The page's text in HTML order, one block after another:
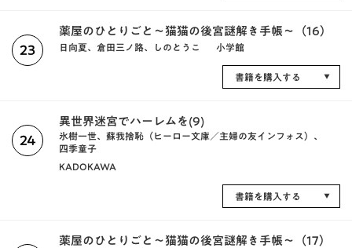
23
薬屋のひとりごと～猫猫の後宮謎解き手帳～（16）
日向夏、倉田三ノ路、しのとうこ 小学館
書籍を購入する
24
異世界迷宮でハーレムを(9)
氷樹一世、蘇我捨恥（ヒーロー文庫／主婦の友インフォス）、
四季童子
KADOKAWA
書籍を購入する
薬屋のひとりごと～猫猫の後宮謎解き手帳～（17）